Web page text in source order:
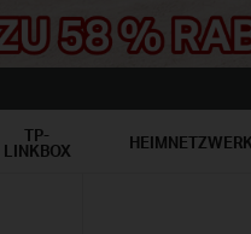
TP-
LINKBOX HEIMNETZWERK